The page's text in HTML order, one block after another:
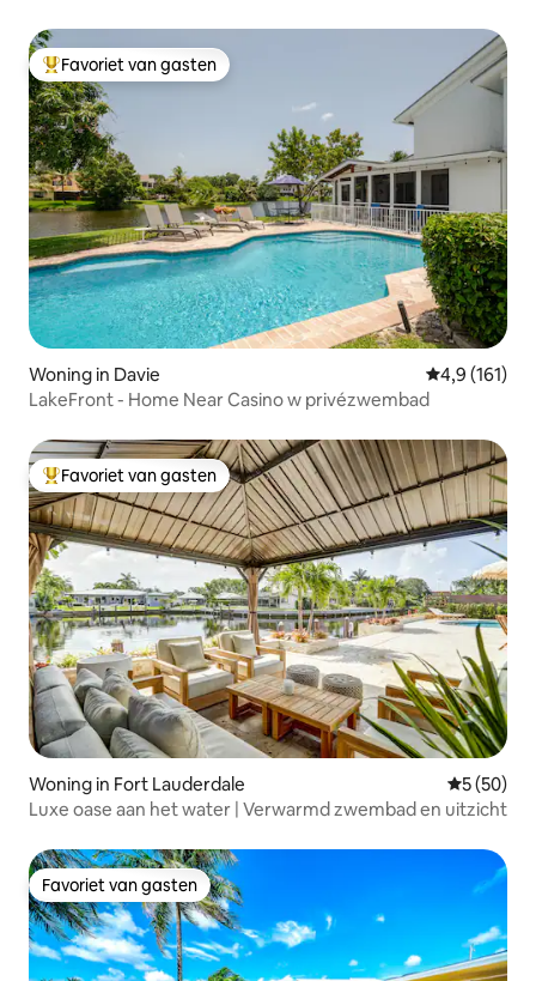
Topfavoriet van gasten
Favoriet van gasten
Woning in Davie Gemiddelde
4,9 (161)
LakeFront - Home Near Casino w privézwembad
Topfavoriet van gasten
Favoriet van gasten
Woning in Fort Lauderdale
5 (50)
Luxe oase aan het water | Verwarmd zwembad en uitzicht
Favoriet van gasten
Favoriet van gasten